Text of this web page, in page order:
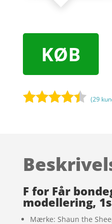
KØB
på
mmelser
(29
F for Får
modellering,
Mærke: Shaun the